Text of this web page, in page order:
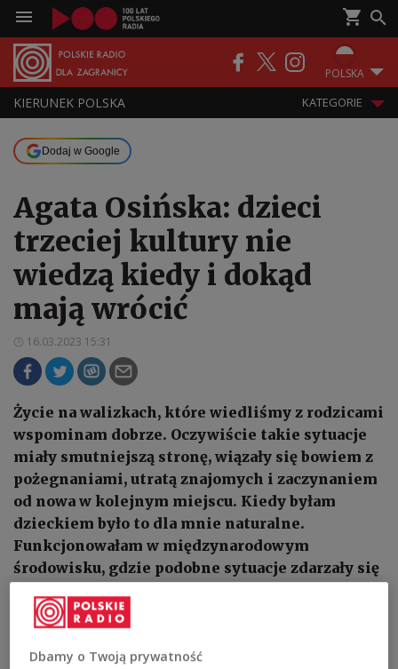
POLSKA
KIERUNEK POLSKA KATEGORIE
Dodaj w Google
Agata Osińska: dzieci
trzeciej kultury nie
wiedzą kiedy i dokąd
mają wrócić
16.03.2023 15:31
Życie na walizkach, które wiedliśmy z rodzicami
wspominam dobrze. Oczywiście takie sytuacje
miały smutniejszą stronę, wiązały się bowiem z
pożegnaniami, utratą znajomych i zaczynaniem
od nowa w kolejnym miejscu. Kiedy byłam
dzieckiem było to dla mnie naturalne.
Funkcjonowałam w międzynarodowym
środowisku, gdzie podobne sytuacje zdarzały się
1
Dbamy o Twoją prywatność